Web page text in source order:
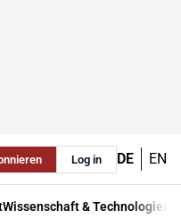
Log in DE EN
Wissenschaft & Technologie